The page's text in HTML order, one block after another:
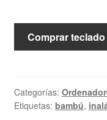
Comprar
Categorías:
Etiquetas: bambú,